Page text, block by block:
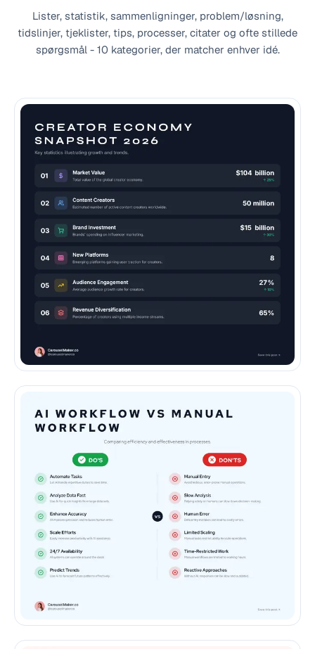
Lister, statistik, sammenligninger, problem/løsning,
tidslinjer, tjeklister, tips, processer, citater og ofte stillede
spørgsmål - 10 kategorier, der matcher enhver idé.